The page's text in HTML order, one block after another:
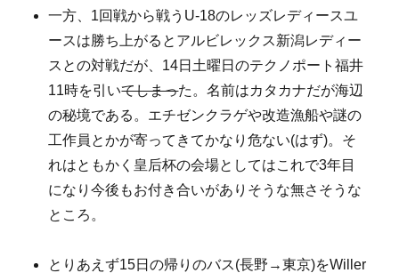
一方、1回戦から戦うU-18のレッズレディースユ
ースは勝ち上がるとアルビレックス新潟レディー
スとの対戦だが、14日土曜日のテクノポート福井
11時を引いてしまった。名前はカタカナだが海辺
の秘境である。エチゼンクラゲや改造漁船や謎の
工作員とかが寄ってきてかなり危ない(はず)。そ
れはともかく皇后杯の会場としてはこれで3年目
になり今後もお付き合いがありそうな無さそうな
ところ。
とりあえず15日の帰りのバス(長野→東京)をWiller